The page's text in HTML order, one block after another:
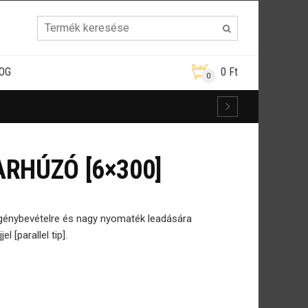
0 0 Ft
[6×300]
és nagy nyomaték leadására
[parallel tip].